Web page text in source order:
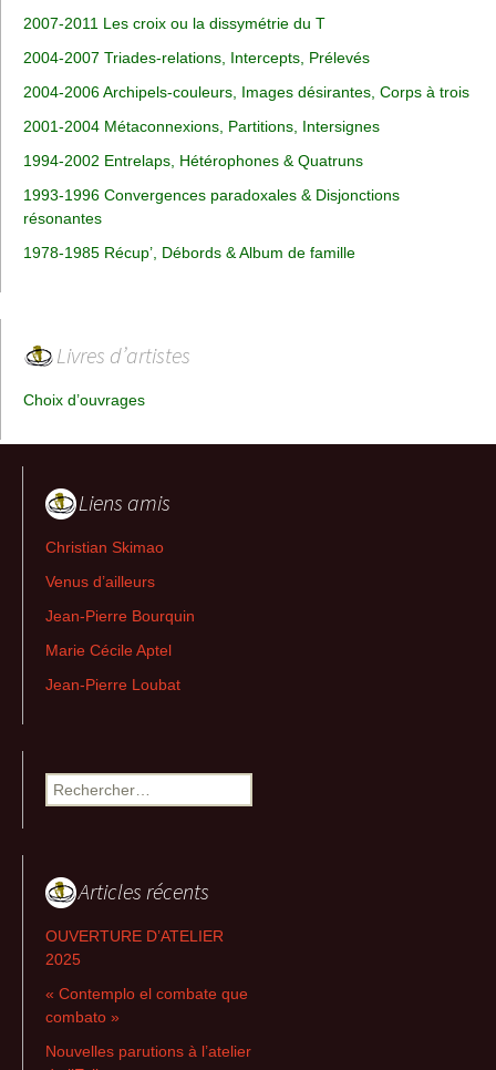
2007-2011 Les croix ou la dissymétrie du T
2004-2007 Triades-relations, Intercepts, Prélevés
2004-2006 Archipels-couleurs, Images désirantes, Corps à trois
2001-2004 Métaconnexions, Partitions, Intersignes
1994-2002 Entrelaps, Hétérophones & Quatruns
1993-1996 Convergences paradoxales & Disjonctions
résonantes
1978-1985 Récup’, Débords & Album de famille
Livres d’artistes
Choix d’ouvrages
Liens amis
Christian Skimao
Venus d’ailleurs
Jean-Pierre Bourquin
Marie Cécile Aptel
Jean-Pierre Loubat
Rechercher :
Articles récents
OUVERTURE D’ATELIER
2025
« Contemplo el combate que
combato »
Nouvelles parutions à l’atelier